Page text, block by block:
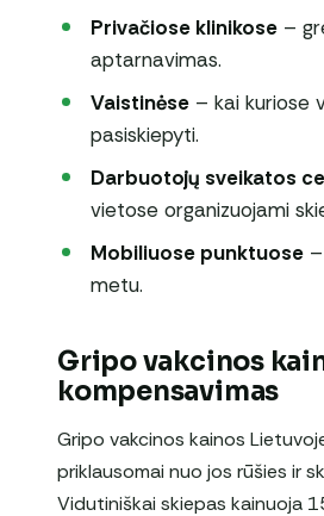
Privačiose klinikose –
aptarnavimas.
Vaistinėse – kai kuriose
pasiskiepyti.
Darbuotojų sveikatos
vietose organizuojami
Mobiliuose punktuose
metu.
Gripo vakcinos
kompensavimas
Gripo vakcinos kainos
priklausomai nuo jos rūšies ir
Vidutiniškai skiepas kainuoja